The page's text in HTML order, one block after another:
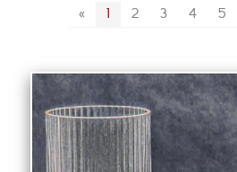
« 2 3 4 5